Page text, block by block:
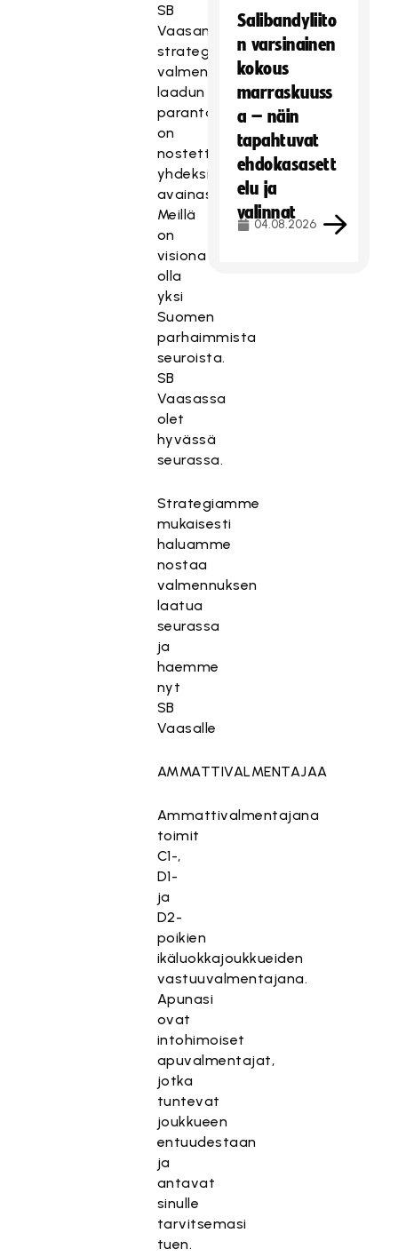
SB
Vaasan
strategiassa
valmennuksen
laadun
parantaminen
on
nostettu
yhdeksi
avainasiaksi.
Meillä
on
visiona
olla
yksi
Suomen
parhaimmista
seuroista.
SB
Vaasassa
olet
hyvässä
seurassa.
Strategiamme
mukaisesti
haluamme
nostaa
valmennuksen
laatua
seurassa
ja
haemme
nyt
SB
Vaasalle
AMMATTIVALMENTAJAA
Ammattivalmentajana
toimit
C1-,
D1-
ja
D2-
poikien
ikäluokkajoukkueiden
vastuuvalmentajana.
Apunasi
ovat
intohimoiset
apuvalmentajat,
jotka
tuntevat
joukkueen
entuudestaan
ja
antavat
sinulle
tarvitsemasi
tuen.
Salibandyliito
n varsinainen
kokous
marraskuuss
a – näin
tapahtuvat
ehdokasasett
elu ja
valinnat
04.08.2026